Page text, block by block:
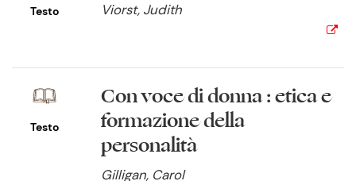
Testo Viorst, Judith
Testo
Con voce di donna : etica e
formazione della
personalità
Gilligan, Carol